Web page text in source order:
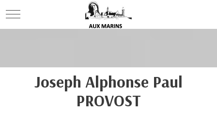
Mobile Menu Toggle
Joseph Alphonse Paul
PROVOST